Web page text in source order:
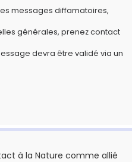
messages diffamatoires,
générales, prenez contact
devra être validé via un
à la Nature comme allié